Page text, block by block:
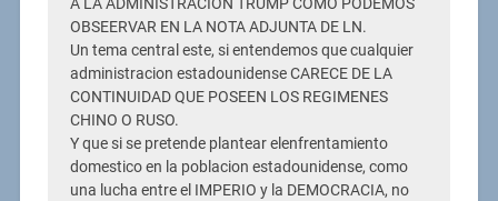
OBSEERVAR EN LA NOTA ADJUNTA DE LN.
Un tema central este, si entendemos que cualquier
administracion estadounidense CARECE DE LA
CONTINUIDAD QUE POSEEN LOS REGIMENES
CHINO O RUSO.
Y que si se pretende plantear elenfrentamiento
domestico en la poblacion estadounidense, como
una lucha entre el IMPERIO y la DEMOCRACIA, no